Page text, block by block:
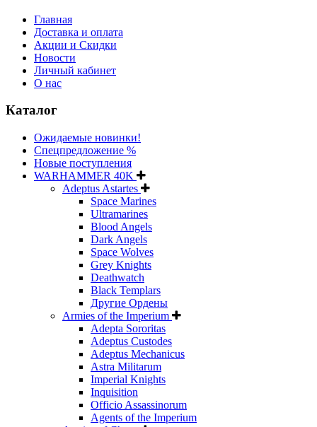
Главная
Доставка и оплата
Акции и Скидки
Новости
Личный кабинет
О нас
Каталог
Ожидаемые новинки!
Спецпредложение %
Новые поступления
WARHAMMER 40K
Adeptus Astartes
Space Marines
Ultramarines
Blood Angels
Dark Angels
Space Wolves
Grey Knights
Deathwatch
Black Templars
Другие Ордены
Armies of the Imperium
Adepta Sororitas
Adeptus Custodes
Adeptus Mechanicus
Astra Militarum
Imperial Knights
Inquisition
Officio Assassinorum
Agents of the Imperium